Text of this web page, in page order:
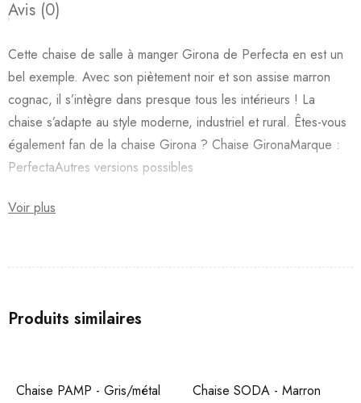
Avis (0)
Cette chaise de salle à manger Girona de Perfecta en est un
bel exemple. Avec son piètement noir et son assise marron
cognac, il s’intègre dans presque tous les intérieurs ! La
chaise s’adapte au style moderne, industriel et rural. Êtes-vous
également fan de la chaise Girona ? Chaise GironaMarque :
PerfectaAutres versions possibles
Voir plus
Produits similaires
Chaise PAMP - Gris/métal
Chaise SODA - Marron